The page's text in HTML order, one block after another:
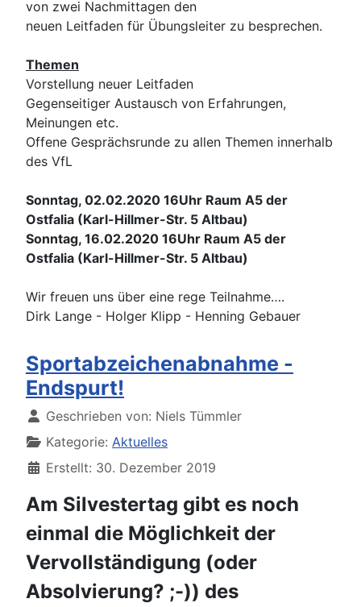
von zwei Nachmittagen den
neuen Leitfaden für Übungsleiter zu besprechen.
Themen
Vorstellung neuer Leitfaden
Gegenseitiger Austausch von Erfahrungen,
Meinungen etc.
Offene Gesprächsrunde zu allen Themen innerhalb
des VfL
Sonntag, 02.02.2020 16Uhr Raum A5 der
Ostfalia (Karl-Hillmer-Str. 5 Altbau)
Sonntag, 16.02.2020 16Uhr Raum A5 der
Ostfalia (Karl-Hillmer-Str. 5 Altbau)
Wir freuen uns über eine rege Teilnahme….
Dirk Lange - Holger Klipp - Henning Gebauer
Sportabzeichenabnahme -
Endspurt!
Details
Geschrieben von: Niels Tümmler
Kategorie: Aktuelles
Erstellt: 30. Dezember 2019
Am Silvestertag gibt es noch
einmal die Möglichkeit der
Vervollständigung (oder
Absolvierung? ;-)) des